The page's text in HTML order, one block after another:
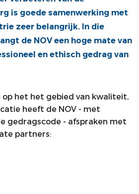
is goede samenwerking met
zeer belangrijk. In die
de NOV een hoge mate van
en ethisch gedrag van
het het gebied van kwaliteit,
heeft de NOV - met
gedragscode - afspraken met
partners: